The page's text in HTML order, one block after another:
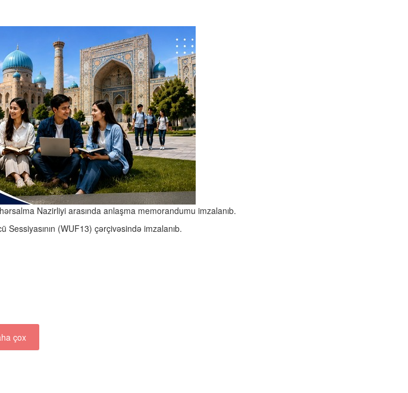
Nazirliyi arasında anlaşma memorandumu imzalanıb.
(WUF13) çərçivəsində imzalanıb.
çox